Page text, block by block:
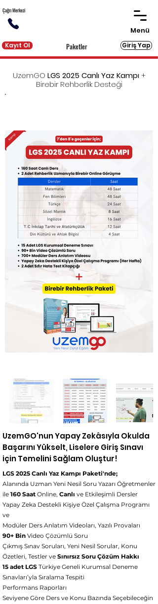
Kayıt Ol Giriş Yap
Menü
Paketler
Çağrı Merkezi
UzemGO LGS 2025 Canlı Yaz Kampı+
Birebir Rehberlik Desteği
UzemGO'nun Yapay Zekâsıyla Okulda
Başarını Yükselt, Liselere Giriş Sınavı
için Temelini Sağlam Oluştur!
LGS 2025 Canlı Yaz Kampı Paketi'nde;
Alanında Uzman Yeni Nesil Soru Yazarı Öğretmenler
ile 160 Saat Online, Canlı ve Etkileşimli Dersler
Yapay Zeka Destekli Kişiye Özel Çalışma Programı
ve
Modüler Ders Anlatım Videoları, Yazılı Provaları
90+ Bin Video Çözümlü Soru
Çıkmış Sınav Soruları, Yeni Nesil Sorular, Konu
Özetleri, Testler ve Sınırsız Soru Çözüm Hakkı
15 adet LGS Türkiye Geneli Kurumsal Deneme
Sınavları’yla Sıralama Tespiti
Performans Raporları
Seviyene Göre Ders ve Konu Bazında Seçebileceğin